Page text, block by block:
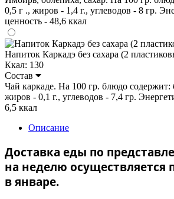
0,5 г ., жиров - 1,4 г., углеводов - 8 гр.
ценность - 48,6 ккал
Напиток Каркадэ без сахара (2
Ккал: 130
Состав
Чай каркаде. На 100 гр. блюдо содержит:
жиров - 0,1 г., углеводов - 7,4 гр.
6,5 ккал
Описание
Доставка еды по
на неделю осуществляется
в январе.